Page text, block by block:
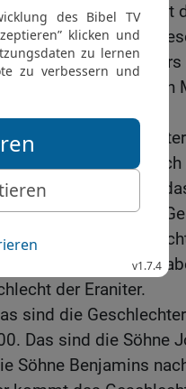
daher kommt
daher kommt das
aber war Hefers
Töchter; die
sind die
Die Söhne Ephraims
daher kommt
daher kommt das
kommt das
Die Söhne Schutelachs
der Eraniter.
sind die
Das sind die Söhne
Söhne Benjamins